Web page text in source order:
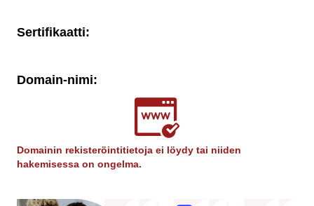
Sertifikaatti:
Domain-nimi:
Domainin rekisteröintitietoja ei löydy tai niiden
hakemisessa on ongelma.